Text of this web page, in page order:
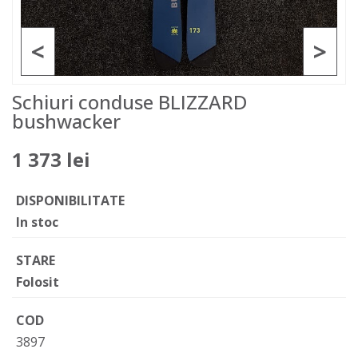
>
<
Schiuri conduse BLIZZARD
bushwacker
1 373 lei
DISPONIBILITATE
In stoc
STARE
Folosit
COD
3897